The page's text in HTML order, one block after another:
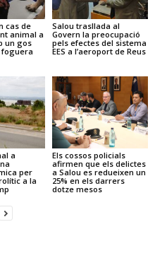
cas de
animal a
un gos
foguera
Salou trasllada al
Govern la preocupació
pels efectes del sistema
EES a l’aeroport de Reus
a
per
a la
Els cossos policials
afirmen que els delictes
a Salou es redueixen un
25% en els darrers
dotze mesos